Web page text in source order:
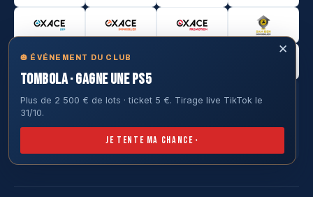
✕
🎃 ÉVÉNEMENT DU CLUB
TOMBOLA · GAGNE UNE PS5
Plus de 2 500 € de lots · ticket 5 €. Tirage live TikTok le
31/10.
Je tente ma chance ›